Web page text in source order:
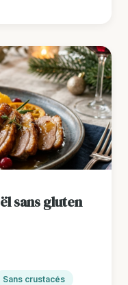
sans gluten
Sans crustacés